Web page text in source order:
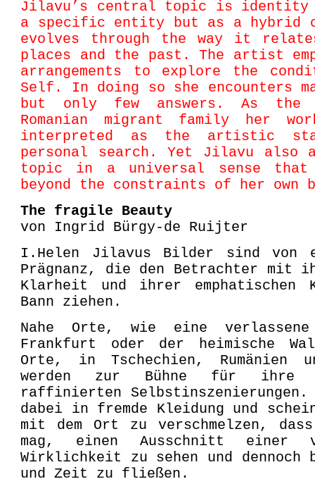
Jilavu’s central topic is identity
a specific entity but as a hybrid
evolves through the way it
places and the past. The artist
arrangements to explore the
Self. In doing so she encounters
but only few answers. As
Romanian migrant family her
interpreted as the artistic
personal search. Yet Jilavu also
topic in a universal sense that
beyond the constraints of her own
The fragile Beauty
von Ingrid Bürgy-de Ruijter
I.Helen Jilavus Bilder sind von
Prägnanz, die den Betrachter mit
Klarheit und ihrer emphatischen
Bann ziehen.
Nahe Orte, wie eine verlassene
Frankfurt oder der heimische
Orte, in Tschechien, Rumänien
werden zur Bühne für ihre
raffinierten
dabei in fremde Kleidung und
mit dem Ort zu verschmelzen, dass
mag, einen Ausschnitt einer
Wirklichkeit zu sehen und dennoch
und Zeit zu fließen.